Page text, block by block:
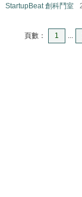
StartupBeat 創科鬥室
頁數： 1 ...